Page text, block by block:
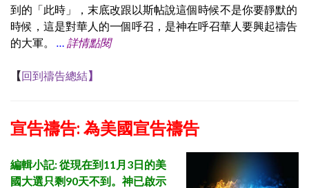
到的「此時」，末底改跟以斯帖說這個時候不是你要靜默的
時候，這是對華人的一個呼召，是神在呼召華人要興起禱告
的大軍。
詳情點閱
【回到禱告總結】
宣告禱告: 為美國宣告禱告
編輯小記: 從現在到11月3日的美
國大選只剩90天不到。神已啟示